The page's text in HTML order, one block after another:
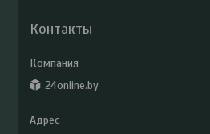
Контакты
24online.by